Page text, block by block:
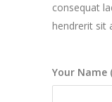
consequat
hendrerit sit
Your Name